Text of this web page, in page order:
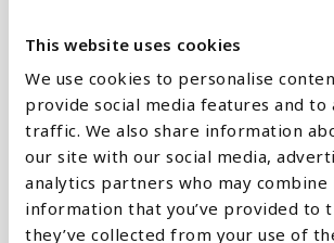
This website uses cookies
We use cookies to personalise
provide social media features and to
traffic. We also share information
our site with our social media,
analytics partners who may
information that you’ve provided to
they’ve collected from your use of
Linje
Platt
Jämför med: